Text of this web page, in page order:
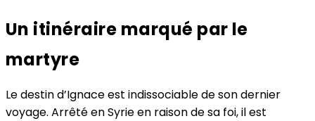
Un itinéraire marqué par le
martyre
Le destin d’Ignace est indissociable de son dernier
voyage. Arrêté en Syrie en raison de sa foi, il est